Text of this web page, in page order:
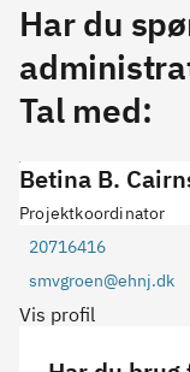
Har du
Tal med:
Betina B.
Projektkoordinator
20716416
smvgroen@ehnj.dk
Vis profil